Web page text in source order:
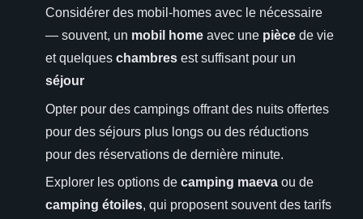
Considérer des mobil-homes avec le nécessaire
— souvent, un mobil home avec une pièce de vie
et quelques chambres est suffisant pour un
séjour
Opter pour des campings offrant des nuits offertes
pour des séjours plus longs ou des réductions
pour des réservations de dernière minute.
Explorer les options de camping maeva ou de
camping étoiles, qui proposent souvent des tarifs